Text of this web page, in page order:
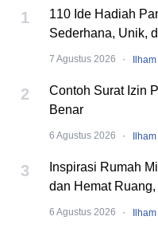
1
110 Ide Hadiah
Sederhana, Unik,
7 Agustus 2026 ·
2
Contoh Surat Izin
Benar
6 Agustus 2026 ·
3
Inspirasi Rumah
dan Hemat
6 Agustus 2026 ·